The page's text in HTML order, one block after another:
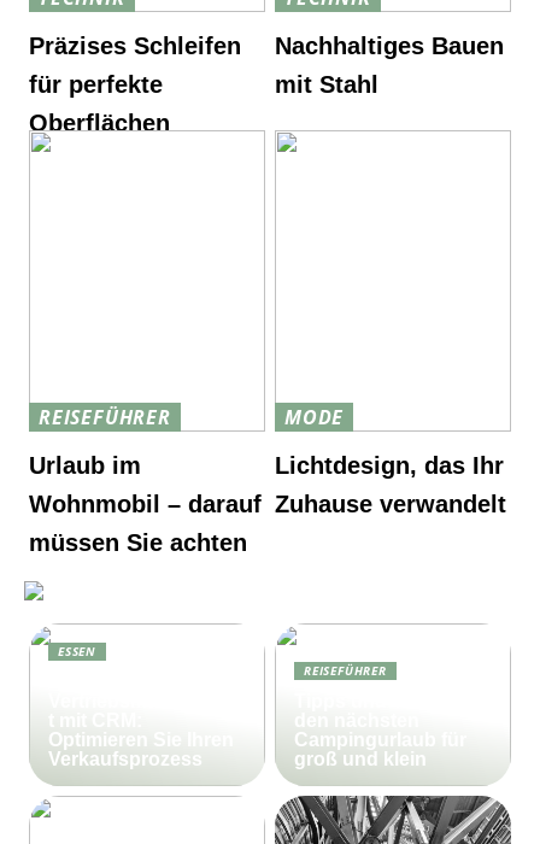
Präzises Schleifen
für perfekte
Oberflächen
Nachhaltiges Bauen
mit Stahl
REISEFÜHRER
Urlaub im
Wohnmobil – darauf
müssen Sie achten
MODE
Lichtdesign, das Ihr
Zuhause verwandelt
ESSEN
Optimieren Sie Ihren
Verkaufsprozess
REISEFÜHRER
Campingurlaub für
groß und klein